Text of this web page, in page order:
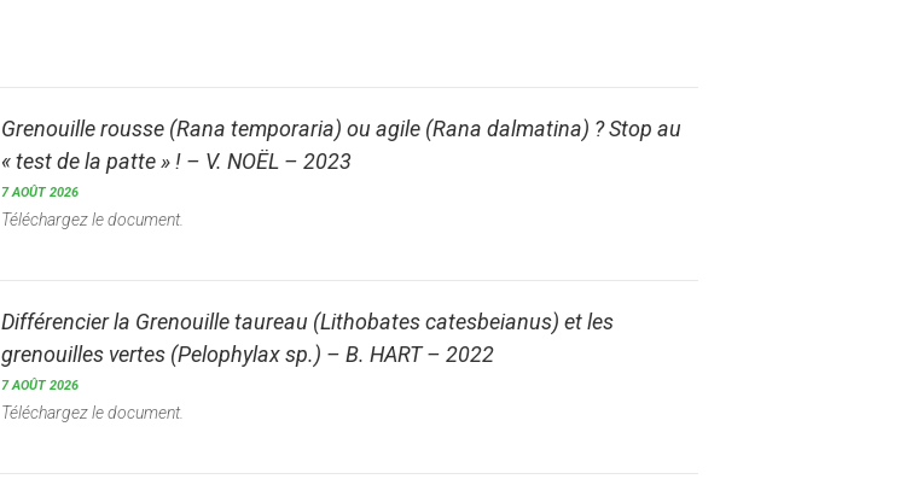
Grenouille rousse (Rana temporaria) ou agile (Rana dalmatina) ? Stop au
« test de la patte » ! – V. NOËL – 2023
7 AOÛT 2026
Téléchargez le document.
Différencier la Grenouille taureau (Lithobates catesbeianus) et les
grenouilles vertes (Pelophylax sp.) – B. HART – 2022
7 AOÛT 2026
Téléchargez le document.